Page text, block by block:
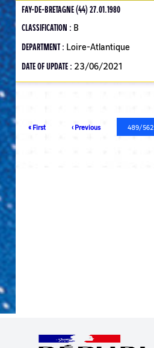
FAY-DE-BRETAGNE (44) 27.01.1980
CLASSIFICATION : B
DEPARTMENT : Loire-Atlantique
DATE OF UPDATE : 23/06/2021
Pagination
First
« First
Previous
‹ Previous
Current
page
489/562